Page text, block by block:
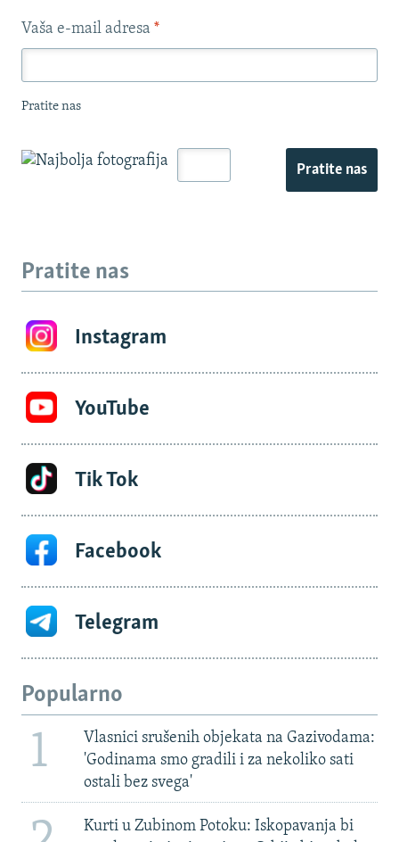
Vaša e-mail adresa *
Pratite nas
Pratite nas
Pratite nas
Instagram
YouTube
Tik Tok
Facebook
Telegram
Popularno
1
Vlasnici srušenih objekata na Gazivodama:
'Godinama smo gradili i za nekoliko sati
ostali bez svega'
Kurti u Zubinom Potoku: Iskopavanja bi